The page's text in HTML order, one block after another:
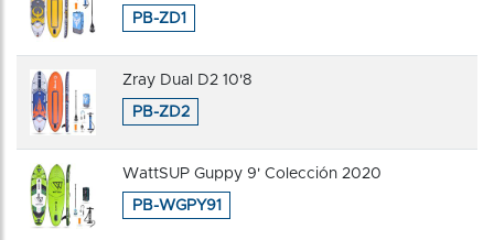
PB-ZD1
Zray Dual D2 10'8
PB-ZD2
WattSUP Guppy 9' Colección 2020
PB-WGPY91